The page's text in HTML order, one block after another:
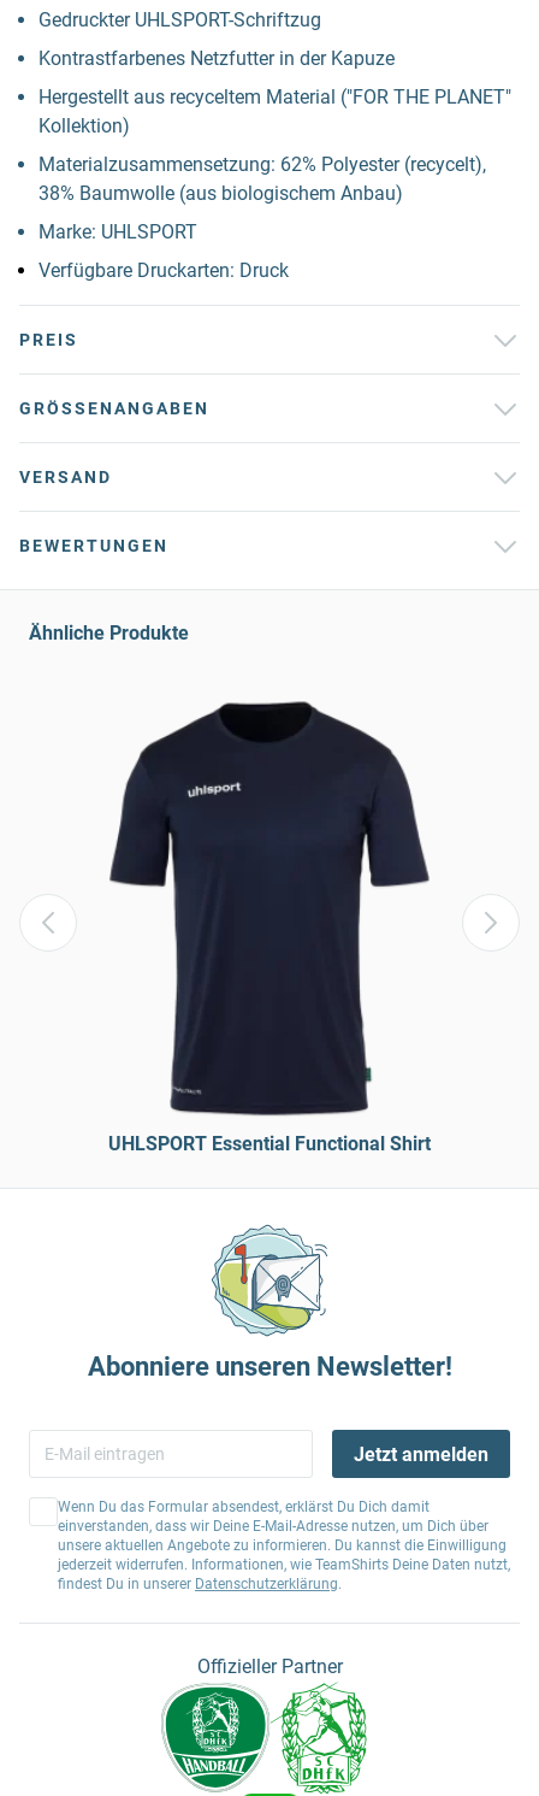
Gedruckter UHLSPORT-Schriftzug
Kontrastfarbenes Netzfutter in der Kapuze
Hergestellt aus recyceltem Material ("FOR THE PLANET"
Kollektion)
Materialzusammensetzung: 62% Polyester (recycelt),
38% Baumwolle (aus biologischem Anbau)
Marke: UHLSPORT
Verfügbare Druckarten: Druck
PREIS
GRÖSSENANGABEN
VERSAND
BEWERTUNGEN
Ähnliche Produkte
UHLSPORT Essential Functional Shirt
Abonniere unseren Newsletter!
Jetzt anmelden
Wenn Du das Formular absendest, erklärst Du Dich damit
einverstanden, dass wir Deine E-Mail-Adresse nutzen, um Dich über
unsere aktuellen Angebote zu informieren. Du kannst die Einwilligung
jederzeit widerrufen. Informationen, wie TeamShirts Deine Daten nutzt,
findest Du in unserer Datenschutzerklärung.
Offizieller Partner